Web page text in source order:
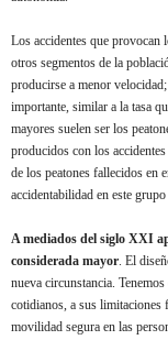
Los accidentes que provocan
otros segmentos de la
producirse a menor
importante, similar a la tasa
mayores suelen ser los
producidos con los
de los peatones fallecidos en
accidentabilidad en este
A mediados del siglo XXI
considerada mayor. El
nueva circunstancia.
cotidianos, a sus limitaciones
movilidad segura en las